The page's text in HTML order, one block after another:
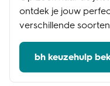
ontdek je jouw
verschillende
bh keuzehulp